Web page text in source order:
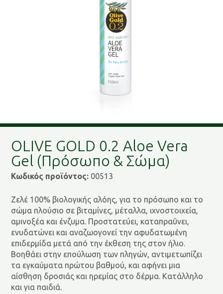
OLIVE GOLD 0.2 Aloe Vera
Gel (Πρόσωπο & Σώμα)
Κωδικός προϊόντος: 00513
Ζελέ 100% βιολογικής αλόης, για το πρόσωπο και το
σώμα πλούσιο σε βιταμίνες, μέταλλα, ιχνοστοιχεία,
αμινοξέα και ένζυμα. Προστατεύει, καταπραΰνει,
ενυδατώνει και αναζωογονεί την αφυδατωμένη
επιδερμίδα μετά από την έκθεση της στον ήλιο.
Βοηθάει στην επούλωση των πληγών, αντιμετωπίζει
τα εγκαύματα πρώτου βαθμού, και αφήνει μια
αίσθηση δροσιάς και ηρεμίας στο δέρμα. Κατάλληλο
και για παιδιά.